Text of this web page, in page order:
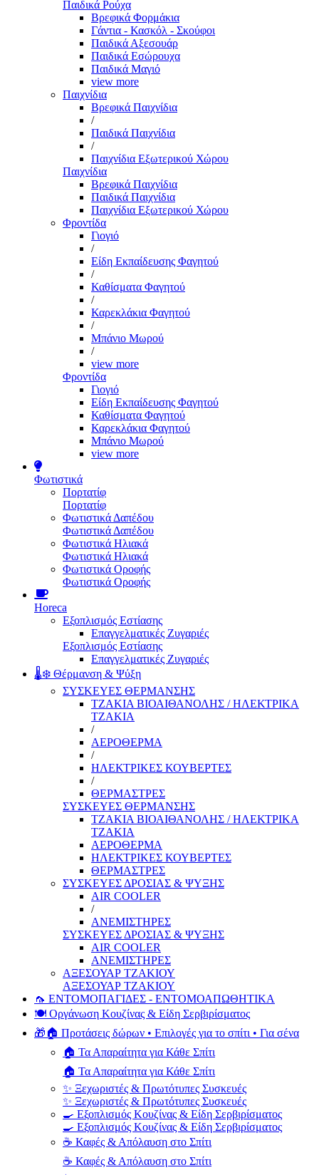
Παιδικά Ρούχα
Βρεφικά Φορμάκια
Γάντια - Κασκόλ - Σκούφοι
Παιδικά Αξεσουάρ
Παιδικά Εσώρουχα
Παιδικά Μαγιό
view more
Παιχνίδια
Βρεφικά Παιχνίδια
/
Παιδικά Παιχνίδια
/
Παιχνίδια Εξωτερικού Χώρου
Παιχνίδια
Βρεφικά Παιχνίδια
Παιδικά Παιχνίδια
Παιχνίδια Εξωτερικού Χώρου
Φροντίδα
Γιογιό
/
Είδη Εκπαίδευσης Φαγητού
/
Καθίσματα Φαγητού
/
Καρεκλάκια Φαγητού
/
Μπάνιο Μωρού
/
view more
Φροντίδα
Γιογιό
Είδη Εκπαίδευσης Φαγητού
Καθίσματα Φαγητού
Καρεκλάκια Φαγητού
Μπάνιο Μωρού
view more
Φωτιστικά
Πορτατίφ
Πορτατίφ
Φωτιστικά Δαπέδου
Φωτιστικά Δαπέδου
Φωτιστικά Ηλιακά
Φωτιστικά Ηλιακά
Φωτιστικά Οροφής
Φωτιστικά Οροφής
Horeca
Εξοπλισμός Εστίασης
Επαγγελματικές Ζυγαριές
Εξοπλισμός Εστίασης
Επαγγελματικές Ζυγαριές
🌡️❄️ Θέρμανση & Ψύξη
ΣΥΣΚΕΥΕΣ ΘΕΡΜΑΝΣΗΣ
ΤΖΑΚΙΑ ΒΙΟΑΙΘΑΝΟΛΗΣ / ΗΛΕΚΤΡΙΚΑ
ΤΖΑΚΙΑ
/
ΑΕΡΟΘΕΡΜΑ
/
ΗΛΕΚΤΡΙΚΕΣ ΚΟΥΒΕΡΤΕΣ
/
ΘΕΡΜΑΣΤΡΕΣ
ΣΥΣΚΕΥΕΣ ΘΕΡΜΑΝΣΗΣ
ΤΖΑΚΙΑ ΒΙΟΑΙΘΑΝΟΛΗΣ / ΗΛΕΚΤΡΙΚΑ
ΤΖΑΚΙΑ
ΑΕΡΟΘΕΡΜΑ
ΗΛΕΚΤΡΙΚΕΣ ΚΟΥΒΕΡΤΕΣ
ΘΕΡΜΑΣΤΡΕΣ
ΣΥΣΚΕΥΕΣ ΔΡΟΣΙΑΣ & ΨΥΞΗΣ
AIR COOLER
/
ΑΝΕΜΙΣΤΗΡΕΣ
ΣΥΣΚΕΥΕΣ ΔΡΟΣΙΑΣ & ΨΥΞΗΣ
AIR COOLER
ΑΝΕΜΙΣΤΗΡΕΣ
ΑΞΕΣΟΥΑΡ ΤΖΑΚΙΟΥ
ΑΞΕΣΟΥΑΡ ΤΖΑΚΙΟΥ
🦟 ΕΝΤΟΜΟΠΑΓΙΔΕΣ - ΕΝΤΟΜΟΑΠΩΘΗΤΙΚΑ
🍽️ Οργάνωση Κουζίνας & Είδη Σερβιρίσματος
🎁🏠 Προτάσεις δώρων • Επιλογές για το σπίτι • Για σένα
🏠 Τα Απαραίτητα για Κάθε Σπίτι
🏠 Τα Απαραίτητα για Κάθε Σπίτι
✨ Ξεχωριστές & Πρωτότυπες Συσκευές
✨ Ξεχωριστές & Πρωτότυπες Συσκευές
🍳 Εξοπλισμός Κουζίνας & Είδη Σερβιρίσματος
🍳 Εξοπλισμός Κουζίνας & Είδη Σερβιρίσματος
☕ Καφές & Απόλαυση στο Σπίτι
☕ Καφές & Απόλαυση στο Σπίτι